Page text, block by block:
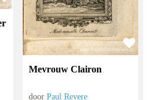
Mevrouw Clairon
doorPaul Revere